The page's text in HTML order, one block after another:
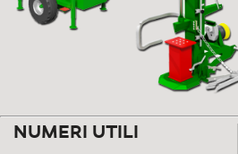
NUMERI UTILI